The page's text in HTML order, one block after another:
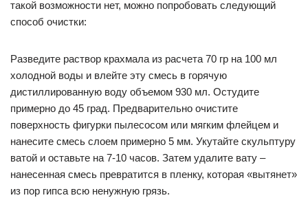
такой возможности нет, можно попробовать следующий
способ очистки:
Разведите раствор крахмала из расчета 70 гр на 100 мл
холодной воды и влейте эту смесь в горячую
дистиллированную воду объемом 930 мл. Остудите
примерно до 45 град. Предварительно очистите
поверхность фигурки пылесосом или мягким флейцем и
нанесите смесь слоем примерно 5 мм. Укутайте скульптуру
ватой и оставьте на 7-10 часов. Затем удалите вату –
нанесенная смесь превратится в пленку, которая «вытянет»
из пор гипса всю ненужную грязь.